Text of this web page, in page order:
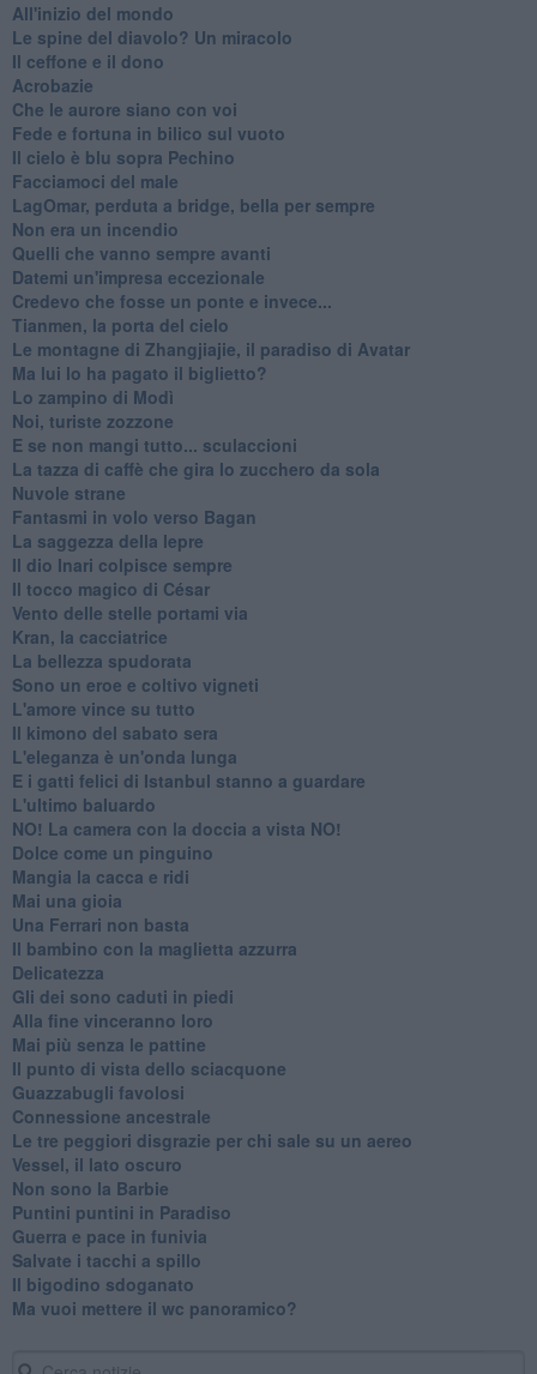
All'inizio del mondo
Le spine del diavolo? Un miracolo
Il ceffone e il dono
Acrobazie
Che le aurore siano con voi
Fede e fortuna in bilico sul vuoto
Il cielo è blu sopra Pechino
Facciamoci del male
LagOmar, perduta a bridge, bella per sempre
Non era un incendio
Quelli che vanno sempre avanti
Datemi un'impresa eccezionale
Credevo che fosse un ponte e invece...
Tianmen, la porta del cielo
Le montagne di Zhangjiajie, il paradiso di Avatar
Ma lui lo ha pagato il biglietto?
Lo zampino di Modì
Noi, turiste zozzone
E se non mangi tutto... sculaccioni
La tazza di caffè che gira lo zucchero da sola
Nuvole strane
Fantasmi in volo verso Bagan
La saggezza della lepre
Il dio Inari colpisce sempre
Il tocco magico di César
Vento delle stelle portami via
Kran, la cacciatrice
La bellezza spudorata
Sono un eroe e coltivo vigneti
L'amore vince su tutto
Il kimono del sabato sera
L'eleganza è un'onda lunga
E i gatti felici di Istanbul stanno a guardare
L'ultimo baluardo
NO! La camera con la doccia a vista NO!
Dolce come un pinguino
Mangia la cacca e ridi
Mai una gioia
Una Ferrari non basta
Il bambino con la maglietta azzurra
Delicatezza
Gli dei sono caduti in piedi
Alla fine vinceranno loro
Mai più senza le pattine
Il punto di vista dello sciacquone
Guazzabugli favolosi
Connessione ancestrale
Le tre peggiori disgrazie per chi sale su un aereo
Vessel, il lato oscuro
Non sono la Barbie
Puntini puntini in Paradiso
Guerra e pace in funivia
Salvate i tacchi a spillo
Il bigodino sdoganato
Ma vuoi mettere il wc panoramico?